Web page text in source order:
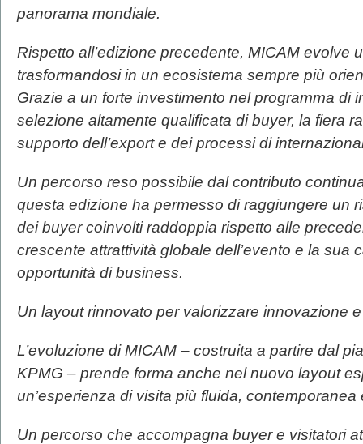
panorama mondiale.
Rispetto all’edizione precedente, MICAM evolve
trasformandosi in un ecosistema sempre più
Grazie a un forte investimento nel programma di
selezione altamente qualificata di buyer, la fiera
supporto dell’export e dei processi di
Un percorso reso possibile dal contributo
questa edizione ha permesso di raggiungere un
dei buyer coinvolti raddoppia rispetto alle
crescente attrattività globale dell’evento e la sua
opportunità di business.
Un layout rinnovato per valorizzare innovazione
L’evoluzione di MICAM – costruita a partire dal
KPMG – prende forma anche nel nuovo layout
un’esperienza di visita più fluida,
Un percorso che accompagna buyer e visitatori